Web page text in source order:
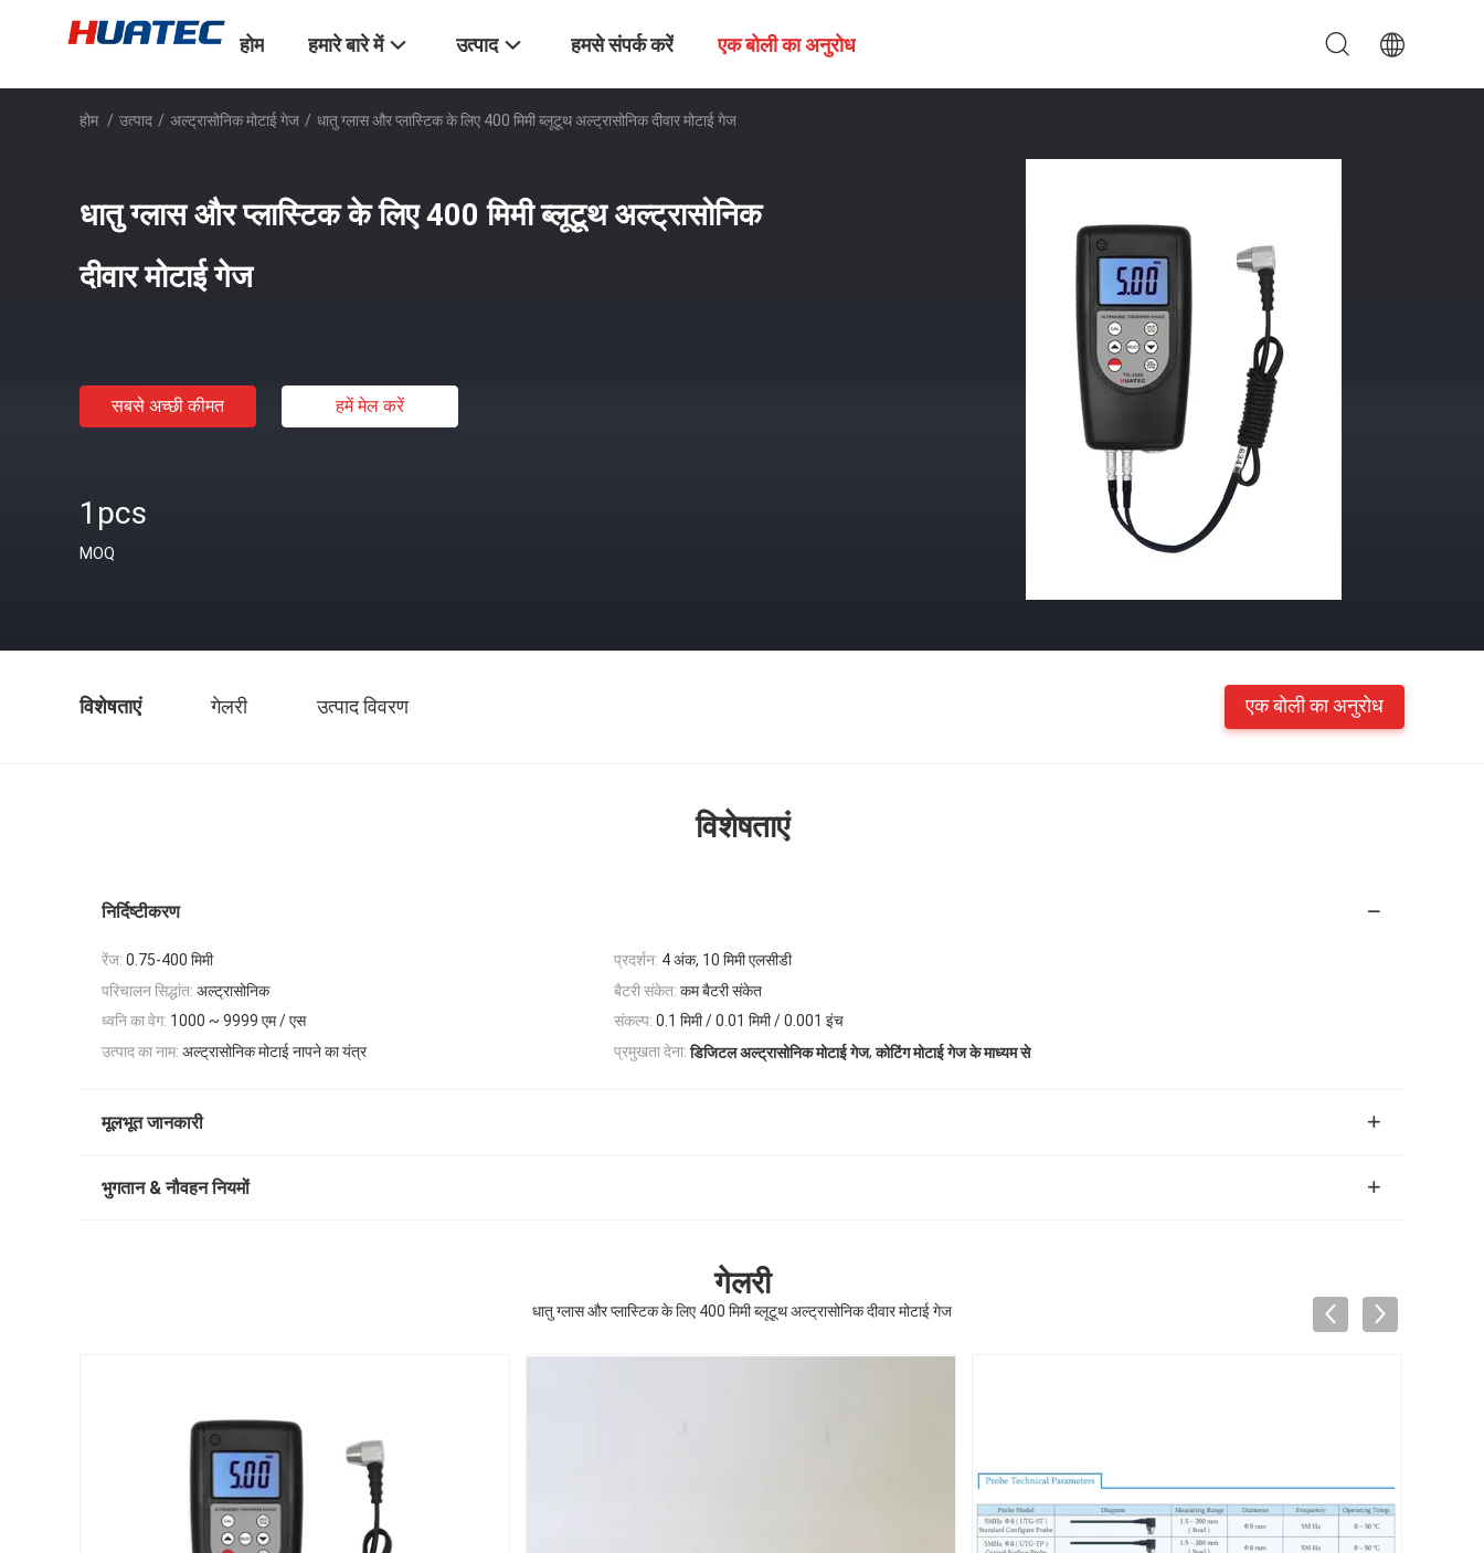
होम हमारे बारे में उत्पाद हमसे संपर्क करें एक बोली का अनुरोध
होम / उत्पाद / अल्ट्रासोनिक मोटाई गेज / धातु ग्लास और प्लास्टिक के लिए 400 मिमी ब्लूटूथ अल्ट्रासोनिक दीवार मोटाई गेज
धातु ग्लास और प्लास्टिक के लिए 400 मिमी ब्लूटूथ अल्ट्रासोनिक
दीवार मोटाई गेज
सबसे अच्छी कीमत हमें मेल करें
1pcs
MOQ
विशेषताएं गेलरी उत्पाद विवरण एक बोली का अनुरोध
विशेषताएं
निर्दिष्टीकरण
रेंज: 0.75-400 मिमी प्रदर्शन: 4 अंक, 10 मिमी एलसीडी
परिचालन सिद्धांत: अल्ट्रासोनिक बैटरी संकेत: कम बैटरी संकेत
ध्वनि का वेग: 1000 ~ 9999 एम / एस संकल्प: 0.1 मिमी / 0.01 मिमी / 0.001 इंच
उत्पाद का नाम: अल्ट्रासोनिक मोटाई नापने का यंत्र प्रमुखता देना: डिजिटल अल्ट्रासोनिक मोटाई गेज,कोटिंग मोटाई गेज के माध्यम से
मूलभूत जानकारी
भुगतान & नौवहन नियमों
गेलरी
धातु ग्लास और प्लास्टिक के लिए 400 मिमी ब्लूटूथ अल्ट्रासोनिक दीवार मोटाई गेज